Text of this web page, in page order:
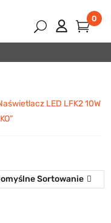
0
LED LFK2 10W
Sortowanie